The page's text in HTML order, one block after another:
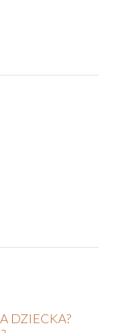
DZIECKA?